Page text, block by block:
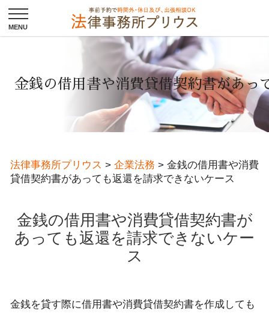
金銭の借用書や消費貸借契約書があっ
法律事務所プリウス > 企業法務 > 金銭の借用書や消費
貸借契約書があっても返還を請求できないケース
金銭の借用書や消費貸借契約書が
あっても返還を請求できないケー
ス
金銭を貸す際に借用書や消費貸借契約書を作成しても